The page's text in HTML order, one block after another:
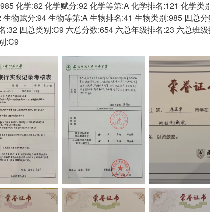
化学:82 化学赋分:92 化学等第:A 化学排名:121 化学类
生物赋分:94 生物等第:A 生物排名:41 生物类别:985 四总
:32 四总类别:C9 六总分数:654 六总年级排名:23 六总班
:C9